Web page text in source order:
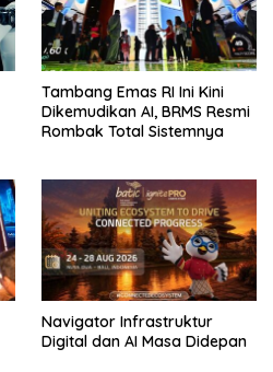
Tambang Emas RI Ini Kini
Dikemudikan AI, BRMS Resmi
Rombak Total Sistemnya
Navigator Infrastruktur
Digital dan AI Masa Didepan